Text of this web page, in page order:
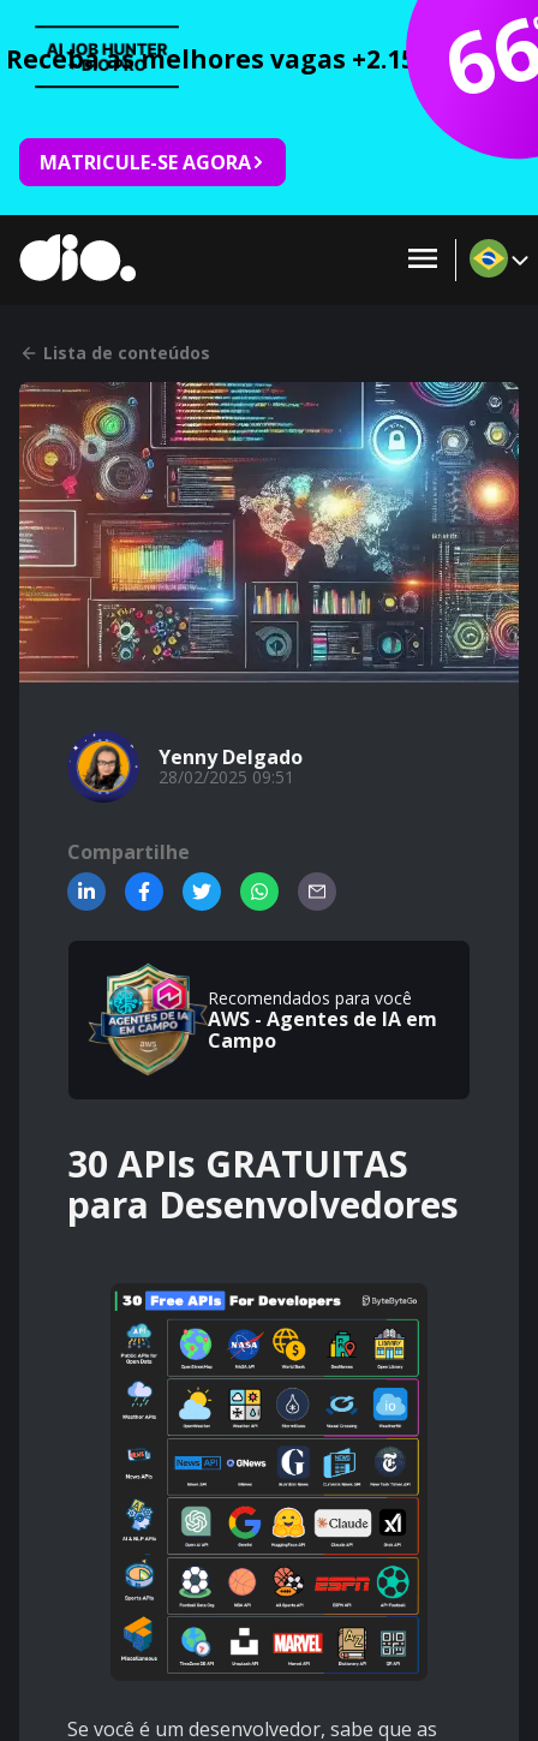
Receba as melhores vagas +2.150 cursos
MATRICULE-SE AGORA
Lista de conteúdos
Yenny Delgado
28/02/2025 09:51
Compartilhe
Recomendados para você
AWS - Agentes de IA em
Campo
30 APIs GRATUITAS
para Desenvolvedores
Se você é um desenvolvedor, sabe que as